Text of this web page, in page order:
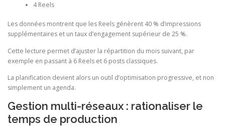
4 Reels
Les données montrent que les Reels génèrent 40 % d’impressions
supplémentaires et un taux d’engagement supérieur de 25 %.
Cette lecture permet d’ajuster la répartition du mois suivant, par
exemple en passant à 6 Reels et 6 posts classiques.
La planification devient alors un outil d’optimisation progressive, et non
simplement un agenda.
Gestion multi-réseaux : rationaliser le
temps de production